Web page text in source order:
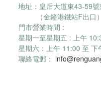
地址：皇后大道東43-59
（金鐘港鐵站F出口）
門市營業時間 :
星期一至星期五 : 上午
星期六： 上午 11:00 至 下
聯絡電郵：